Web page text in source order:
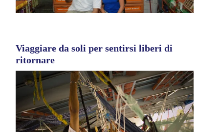
Viaggiare da soli per sentirsi liberi di
ritornare